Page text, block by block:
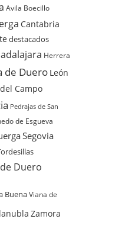
Avila Boecillo
Cantabria
destacados
Herrera
de Duero León
Campo
Pedrajas de San
de Esgueva
Segovia
Duero
Buena Viana de
Zamora